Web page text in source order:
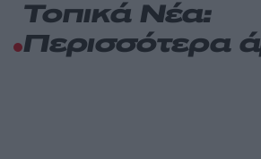
Τοπικά Νέα:
Περισσότερα